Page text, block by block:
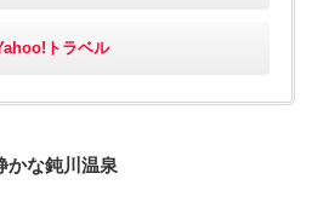
トラベル
かな鈍川温泉